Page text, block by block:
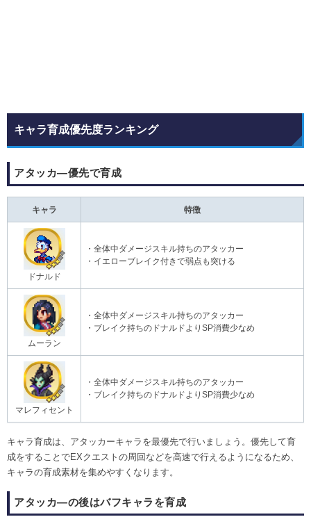
キャラ育成優先度ランキング
アタッカ―優先で育成
キャラ 特徴
ドナルド
・全体中ダメージスキル持ちのアタッカー
・イエローブレイク付きで弱点も突ける
ムーラン
・全体中ダメージスキル持ちのアタッカー
・ブレイク持ちのドナルドよりSP消費少なめ
マレフィセント
・全体中ダメージスキル持ちのアタッカー
・ブレイク持ちのドナルドよりSP消費少なめ
キャラ育成は、アタッカーキャラを最優先で行いましょう。優先して育
成をすることでEXクエストの周回などを高速で行えるようになるため、
キャラの育成素材を集めやすくなります。
アタッカ―の後はバフキャラを育成